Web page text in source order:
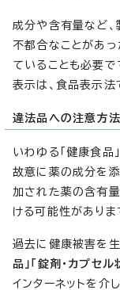
成分や含有量など
不都合なことがあ
ていることも必要で
表示は、食品表示法
違法品への注意方法
いわゆる「健康食品
故意に薬の成分を
加された薬の含有
ける可能性がありま
過去に健康被害を
品」「錠剤・カプセル
インターネットを介